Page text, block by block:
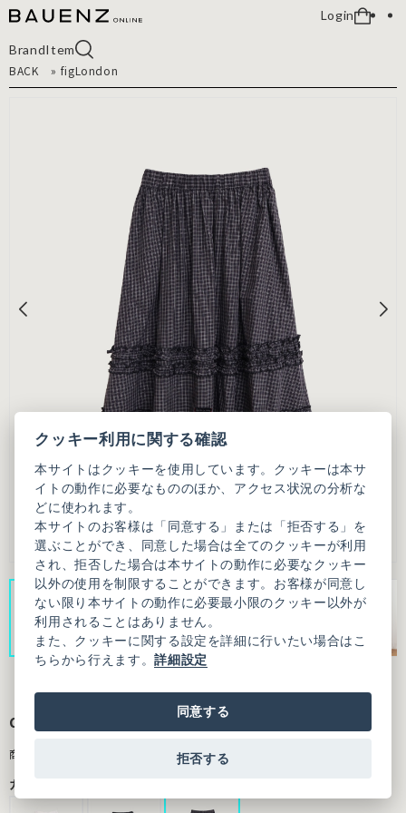
Login
BrandItem
BACK
» figLondon
deco skirt
商品番号：7001SK002261F99
カラー
クッキー利用に関する確認
本サイトはクッキーを使用しています。クッキーは本サ
イトの動作に必要なもののほか、アクセス状況の分析な
どに使われます。
本サイトのお客様は「同意する」または「拒否する」を
選ぶことができ、同意した場合は全てのクッキーが利用
され、拒否した場合は本サイトの動作に必要なクッキー
以外の使用を制限することができます。お客様が同意し
ない限り本サイトの動作に必要最小限のクッキー以外が
利用されることはありません。
また、クッキーに関する設定を詳細に行いたい場合はこ
ちらから行えます。詳細設定
同意する
拒否する